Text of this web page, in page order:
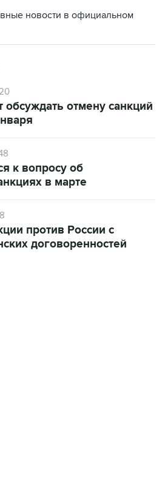
новости в официальном
обсуждать отмену санкций
к вопросу об
в марте
против России с
договоренностей